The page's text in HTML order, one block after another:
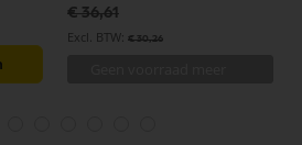
€ 36,61
€ 30,26